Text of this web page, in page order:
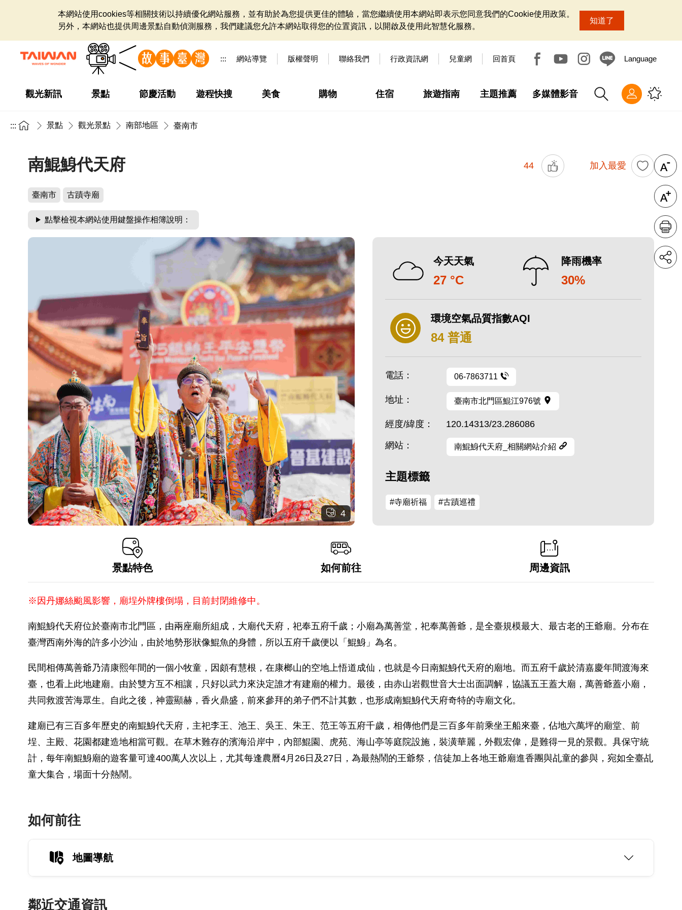
本網站使用cookies等相關技術以持續優化網站服務，並有助於為您提供更佳的體驗，當您繼續使用本網站即表示您同意我們的Cookie使用政策。
另外，本網站也提供周邊景點自動偵測服務，我們建議您允許本網站取得您的位置資訊，以開啟及使用此智慧化服務。
知道了
::: 網站導覽 版權聲明 聯絡我們 行政資訊網 兒童網 回首頁 Language
觀光新訊 景點 節慶活動 遊程快搜 美食 購物 住宿 旅遊指南 主題推薦 多媒體影音
::: 景點 觀光景點 南部地區 臺南市
南鯤鯓代天府 44 加入最愛
臺南市 古蹟寺廟
點擊檢視本網站使用鍵盤操作相簿說明：
4
今天天氣
27 °C
降雨機率
30%
環境空氣品質指數AQI
84 普通
電話： 06-7863711
地址： 臺南市北門區鯤江976號
經度/緯度： 120.14313/23.286086
網站： 南鯤鯓代天府_相關網站介紹
主題標籤
#寺廟祈福 #古蹟巡禮
景點特色 如何前往 周邊資訊
※因丹娜絲颱風影響，廟埕外牌樓倒塌，目前封閉維修中。
南鯤鯓代天府位於臺南市北門區，由兩座廟所組成，大廟代天府，祀奉五府千歲；小廟為萬善堂，祀奉萬善爺，是全臺規模最大、最古老的王爺廟。分布在
臺灣西南外海的許多小沙汕，由於地勢形狀像鯤魚的身體，所以五府千歲便以「鯤鯓」為名。
民間相傳萬善爺乃清康熙年間的一個小牧童，因頗有慧根，在康榔山的空地上悟道成仙，也就是今日南鯤鯓代天府的廟地。而五府千歲於清嘉慶年間渡海來
臺，也看上此地建廟。由於雙方互不相讓，只好以武力來決定誰才有建廟的權力。最後，由赤山岩觀世音大士出面調解，協議五王蓋大廟，萬善爺蓋小廟，
共同救渡苦海眾生。自此之後，神靈顯赫，香火鼎盛，前來參拜的弟子們不計其數，也形成南鯤鯓代天府奇特的寺廟文化。
建廟已有三百多年歷史的南鯤鯓代天府，主祀李王、池王、吳王、朱王、范王等五府千歲，相傳他們是三百多年前乘坐王船來臺，佔地六萬坪的廟堂、前
埕、主殿、花園都建造地相當可觀。在草木難存的濱海沿岸中，內部鯤園、虎苑、海山亭等庭院設施，裝潢華麗，外觀宏偉，是難得一見的景觀。具保守統
計，每年南鯤鯓廟的遊客量可達400萬人次以上，尤其每逢農曆4月26日及27日，為最熱鬧的王爺祭，信徒加上各地王爺廟進香團與乩童的參與，宛如全臺乩
童大集合，場面十分熱鬧。
如何前往
地圖導航
鄰近交通資訊